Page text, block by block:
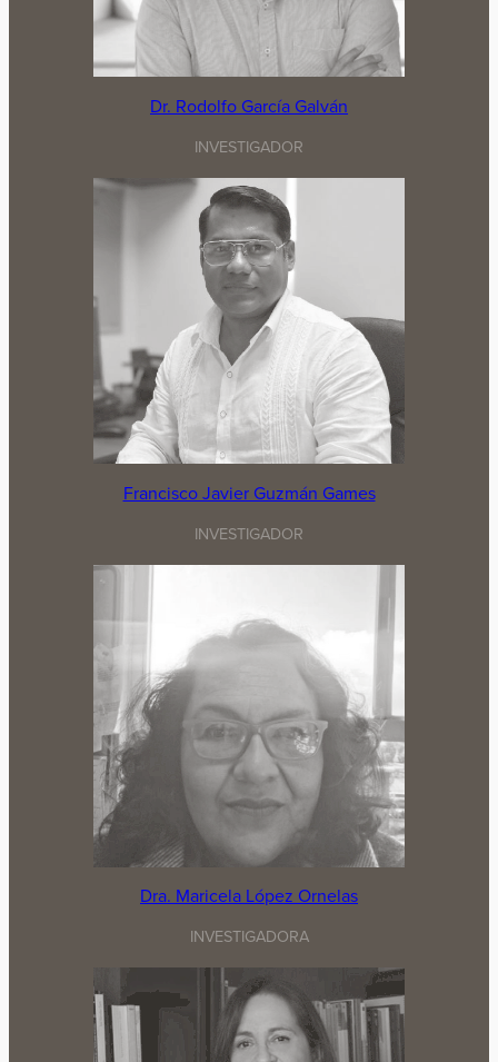
Dr. Rodolfo García Galván
INVESTIGADOR
Francisco Javier Guzmán Games
INVESTIGADOR
Dra. Maricela López Ornelas
INVESTIGADORA